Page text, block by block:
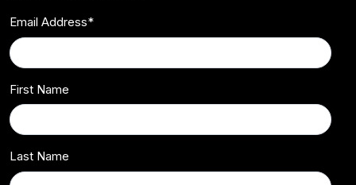
Email Address*
First Name
Last Name